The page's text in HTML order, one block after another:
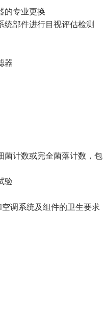
的专业更换
统部件进行目视评估检测
器
菌计数或完全菌落计数，包
验
调系统及组件的卫生要求